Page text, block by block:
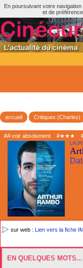
En poursuivant votre
et de
accueil Critiques (Charles)
#A voir absolument #★★★
EN QUELQUES MOTS...
sur web : Lien vers la fiche